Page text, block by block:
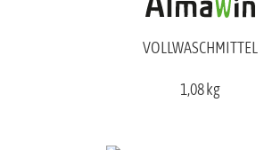
VOLLWASCHMITTEL
1,08 kg